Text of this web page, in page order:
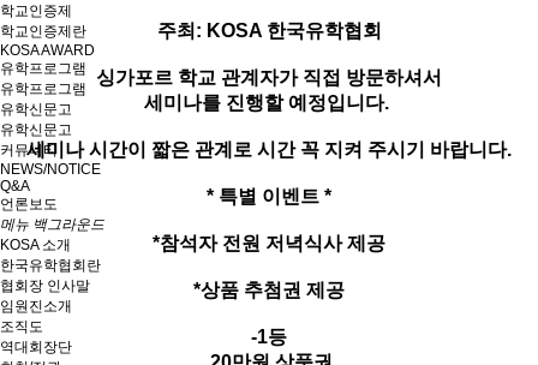
학교인증제
학교인증제란
KOSA AWARD
유학프로그램
유학프로그램
유학신문고
유학신문고
커뮤니티
NEWS/NOTICE
Q&A
언론보도
메뉴 백그라운드
KOSA 소개
한국유학협회란
협회장 인사말
임원진소개
조직도
역대회장단
주최: KOSA 한국유학협회
싱가포르 학교 관계자가 직접 방문하셔서
세미나를 진행할 예정입니다.
세미나 시간이 짧은 관계로 시간 꼭 지켜 주시기 바랍니다.
* 특별 이벤트 *
*참석자 전원 저녁식사 제공
*상품 추첨권 제공
-1등